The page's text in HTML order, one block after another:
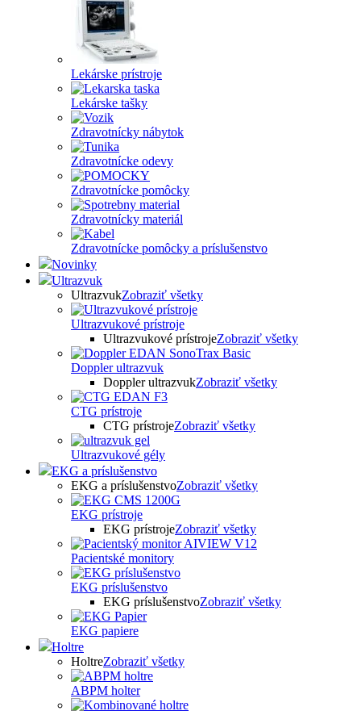
Lekárske prístroje
Lekárske tašky
Zdravotnícky nábytok
Zdravotnícke odevy
Zdravotnícke pomôcky
Zdravotnícky materiál
Zdravotnícke pomôcky a príslušenstvo
Novinky
Ultrazvuk
UltrazvukZobraziť všetky
Ultrazvukové prístroje
Ultrazvukové prístrojeZobraziť všetky
Doppler ultrazvuk
Doppler ultrazvukZobraziť všetky
CTG prístroje
CTG prístrojeZobraziť všetky
Ultrazvukové gély
EKG a príslušenstvo
EKG a príslušenstvoZobraziť všetky
EKG prístroje
EKG prístrojeZobraziť všetky
Pacientské monitory
EKG príslušenstvo
EKG príslušenstvoZobraziť všetky
EKG papiere
Holtre
HoltreZobraziť všetky
ABPM holter